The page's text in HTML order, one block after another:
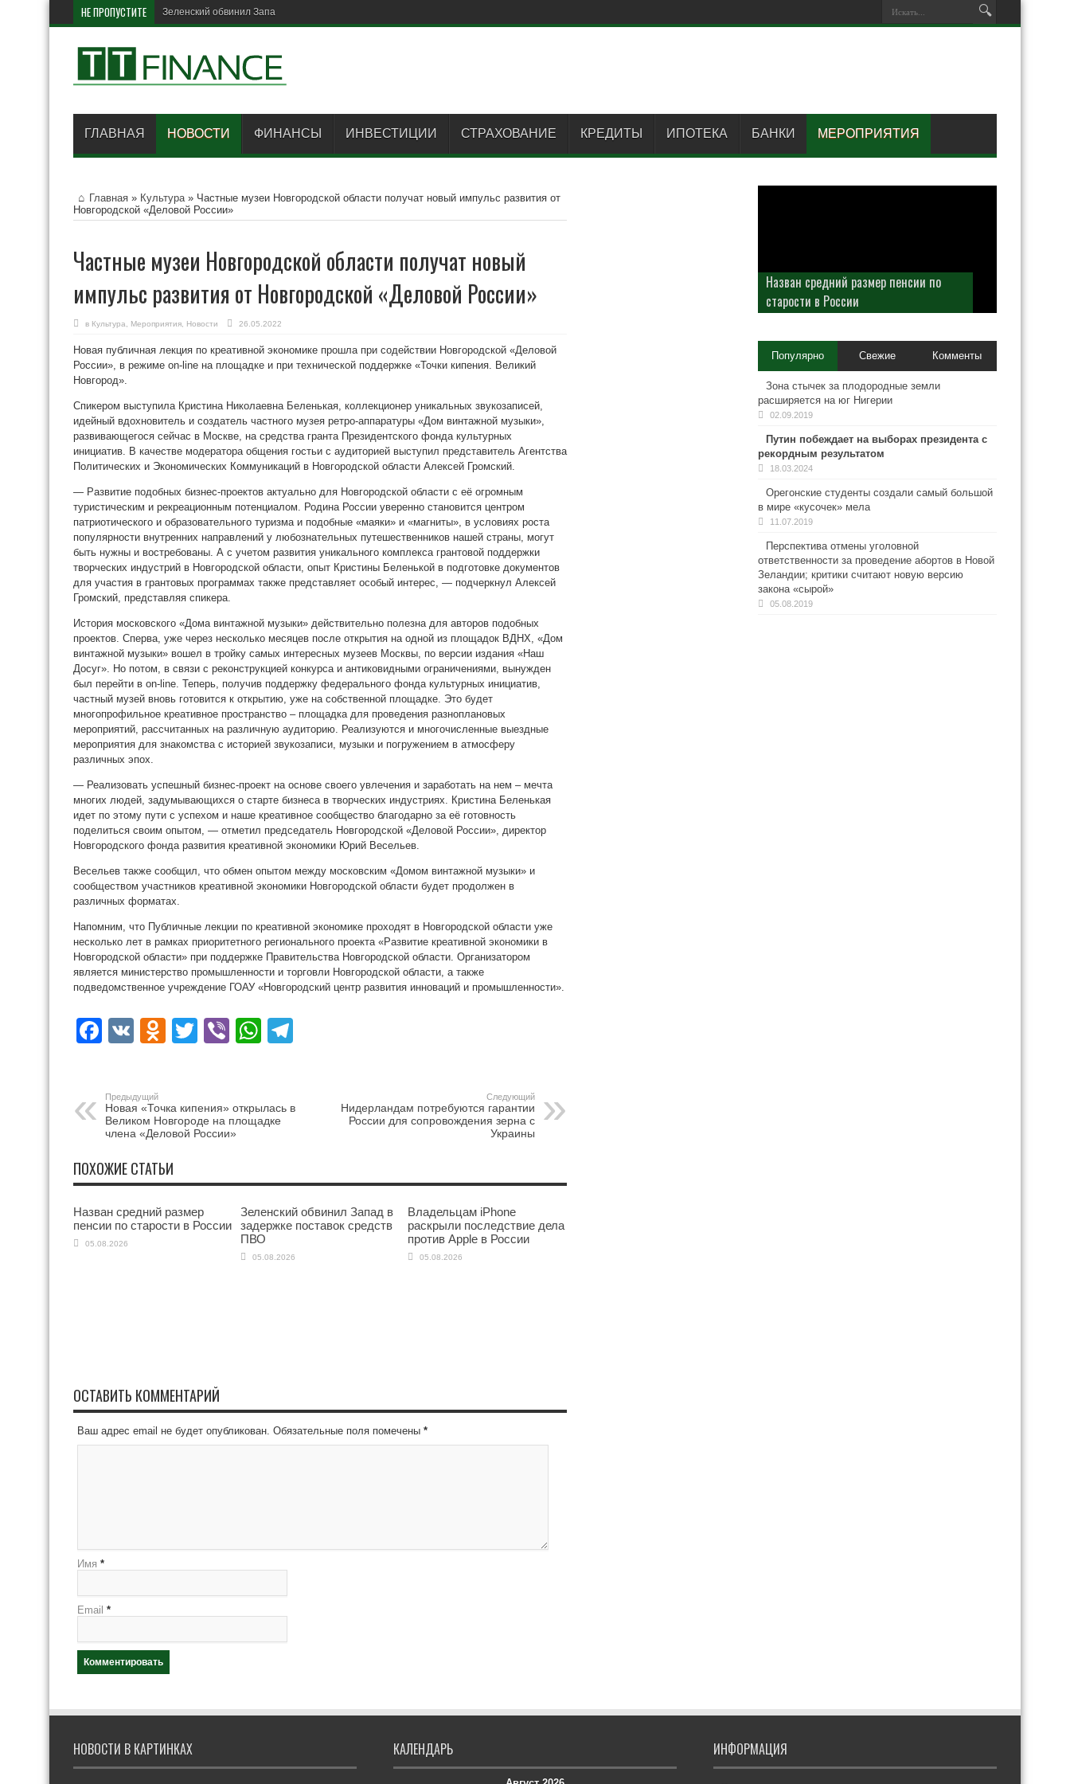
НЕ ПРОПУСТИТЕ Зеленский обвинил Запад в задержке пос
ГЛАВНАЯ НОВОСТИ ФИНАНСЫ ИНВЕСТИЦИИ СТРАХОВАНИЕ КРЕДИТЫ ИПОТЕКА БАНКИ МЕРОПРИЯТИЯ
Главная » Культура» Частные музеи Новгородской области получат новый импульс развития от
Новгородской «Деловой России»
Частные музеи Новгородской области получат новый
импульс развития от Новгородской «Деловой России»
в Культура Мероприятия Новости 26.05.2022
Новая публичная лекция по креативной экономике прошла при содействии Новгородской «Деловой
России», в режиме on-line на площадке и при технической поддержке «Точки кипения. Великий
Новгород».
Спикером выступила Кристина Николаевна Беленькая, коллекционер уникальных звукозаписей,
идейный вдохновитель и создатель частного музея ретро-аппаратуры «Дом винтажной музыки»,
развивающегося сейчас в Москве, на средства гранта Президентского фонда культурных
инициатив. В качестве модератора общения гостьи с аудиторией выступил представитель Агентства
Политических и Экономических Коммуникаций в Новгородской области Алексей Громский.
— Развитие подобных бизнес-проектов актуально для Новгородской области с её огромным
туристическим и рекреационным потенциалом. Родина России уверенно становится центром
патриотического и образовательного туризма и подобные «маяки» и «магниты», в условиях роста
популярности внутренних направлений у любознательных путешественников нашей страны, могут
быть нужны и востребованы. А с учетом развития уникального комплекса грантовой поддержки
творческих индустрий в Новгородской области, опыт Кристины Беленькой в подготовке документов
для участия в грантовых программах также представляет особый интерес, — подчеркнул Алексей
Громский, представляя спикера.
История московского «Дома винтажной музыки» действительно полезна для авторов подобных
проектов. Сперва, уже через несколько месяцев после открытия на одной из площадок ВДНХ, «Дом
винтажной музыки» вошел в тройку самых интересных музеев Москвы, по версии издания «Наш
Досуг». Но потом, в связи с реконструкцией конкурса и антиковидными ограничениями, вынужден
был перейти в on-line. Теперь, получив поддержку федерального фонда культурных инициатив,
частный музей вновь готовится к открытию, уже на собственной площадке. Это будет
многопрофильное креативное пространство – площадка для проведения разноплановых
мероприятий, рассчитанных на различную аудиторию. Реализуются и многочисленные выездные
мероприятия для знакомства с историей звукозаписи, музыки и погружением в атмосферу
различных эпох.
— Реализовать успешный бизнес-проект на основе своего увлечения и заработать на нем – мечта
многих людей, задумывающихся о старте бизнеса в творческих индустриях. Кристина Беленькая
идет по этому пути с успехом и наше креативное сообщество благодарно за её готовность
поделиться своим опытом, — отметил председатель Новгородской «Деловой России», директор
Новгородского фонда развития креативной экономики Юрий Весельев.
Весельев также сообщил, что обмен опытом между московским «Домом винтажной музыки» и
сообществом участников креативной экономики Новгородской области будет продолжен в
различных форматах.
Напомним, что Публичные лекции по креативной экономике проходят в Новгородской области уже
несколько лет в рамках приоритетного регионального проекта «Развитие креативной экономики в
Новгородской области» при поддержке Правительства Новгородской области. Организатором
является министерство промышленности и торговли Новгородской области, а также
подведомственное учреждение ГОАУ «Новгородский центр развития инноваций и промышленности».
Facebook
VK Odnoklassniki
Twitter
ViberWhatsApp
Предыдущий
Новая «Точка кипения» открылась в
Великом Новгороде на площадке
члена «Деловой России»
Следующий
Нидерландам потребуются гарантии
России для сопровождения зерна с
Украины
ПОХОЖИЕ СТАТЬИ
Назван средний размер
пенсии по старости в России
05.08.2026
Зеленский обвинил Запад в
задержке поставок средств
ПВО
05.08.2026
Владельцам iPhone
раскрыли последствие дела
против Apple в России
05.08.2026
ОСТАВИТЬ КОММЕНТАРИЙ
Ваш адрес email не будет опубликован. Обязательные поля помечены *
Имя *
Email *
Назван средний размер пенсии по
старости в России
Популярно Свежие Комменты
Зона стычек за плодородные земли
расширяется на юг Нигерии
02.09.2019
Путин побеждает на выборах президента с
рекордным результатом
18.03.2024
Орегонские студенты создали самый большой
в мире «кусочек» мела
11.07.2019
Перспектива отмены уголовной
ответственности за проведение абортов в Новой
Зеландии; критики считают новую версию
закона «сырой»
05.08.2019
НОВОСТИ В КАРТИНКАХ КАЛЕНДАРЬ ИНФОРМАЦИЯ